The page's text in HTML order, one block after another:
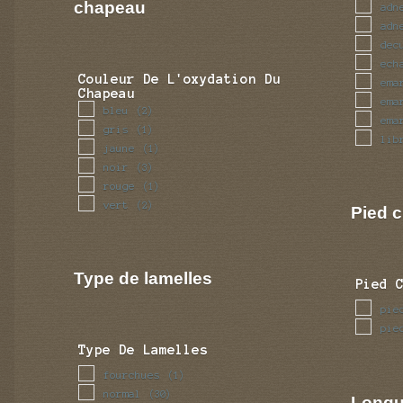
chapeau
Couleur De L'oxydation Du
Chapeau
bleu (2)
gris (1)
jaune (1)
noir (3)
rouge (1)
vert (2)
Type de lamelles
Type De Lamelles
fourchues (1)
normal (30)
Pied
Pied